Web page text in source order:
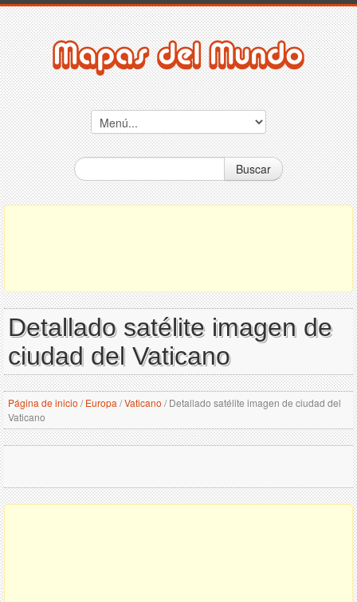
Buscar
Detallado satélite imagen de
ciudad del Vaticano
Página de inicio / Europa /Vaticano /Detallado satélite imagen de ciudad del
Vaticano